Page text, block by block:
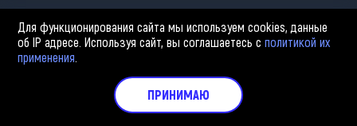
2002—2026 © ЗАО «Столичное телевидение». При любом использовании
материалов активная гиперссылка на «belarus-news.by» обязательна.
Политика обработки персональных данных
Для функционирования сайта мы используем cookies, данные
об IP адресе. Используя сайт, вы соглашаетесь сполитикой их
применения.
ПРИНИМАЮ